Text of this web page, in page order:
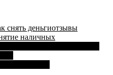
снять деньгиотзывы
наличных